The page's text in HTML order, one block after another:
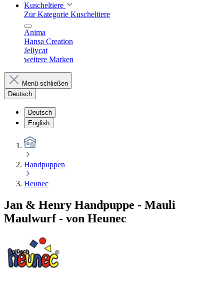
Kuscheltiere
Zur Kategorie Kuscheltiere
Anima
Hansa Creation
Jellycat
weitere Marken
Menü schließen
Deutsch
Deutsch
English
Handpuppen
Heunec
Jan & Henry Handpuppe - Mauli
Maulwurf - von Heunec